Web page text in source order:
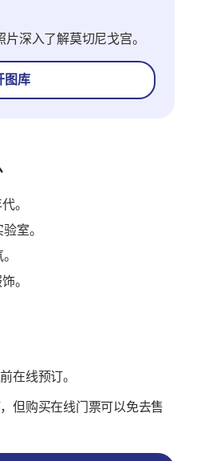
深入了解莫切尼戈宫。
图库
。
室。
。
在线预订。
但购买在线门票可以免去售